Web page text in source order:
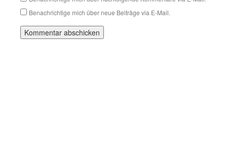
Benachrichtige mich über neue Beiträge via E-Mail.